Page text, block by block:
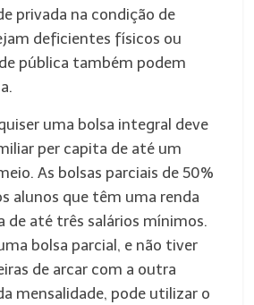
privada na condição de
deficientes físicos ou
pública também podem
uma bolsa integral deve
per capita de até um
As bolsas parciais de 50%
alunos que têm uma renda
de até três salários mínimos.
bolsa parcial, e não tiver
de arcar com a outra
mensalidade, pode utilizar o